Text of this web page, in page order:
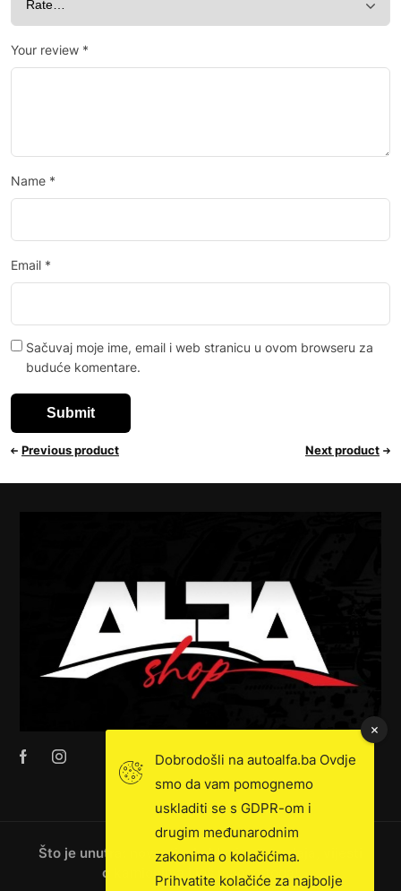
Your review *
Name *
Email *
Sačuvaj moje ime, email i web stranicu u ovom browseru za
buduće komentare.
Previous product Next product
Što je unutra: novosti, ekskluzivna prodaja, vijesti
o kamionima i još mnogo toga!
Dobrodošli na autoalfa.ba Ovdje
smo da vam pomognemo
uskladiti se s GDPR-om i
drugim međunarodnim
zakonima o kolačićima.
Prihvatite kolačiće za najbolje